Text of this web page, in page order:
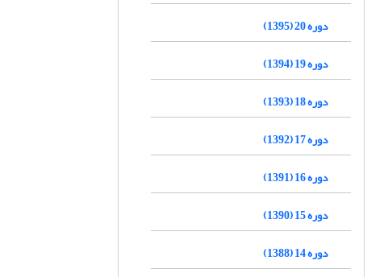
دوره 20 (1395)
دوره 19 (1394)
دوره 18 (1393)
دوره 17 (1392)
دوره 16 (1391)
دوره 15 (1390)
دوره 14 (1388)